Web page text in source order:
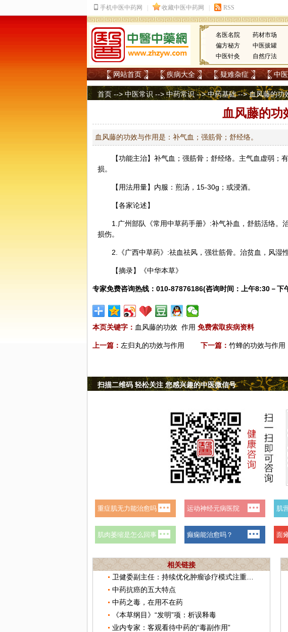
名医名院 药材市场
偏方秘方
中医拔罐
中医针灸
自然疗法
网站首页 疾病大全 疑难杂症 中
首页 -->中医常识 -->中药常识-->中药基础--> 血风藤的功
血风藤的功
血风藤的功效与作用是：补气血；强筋骨；舒经络。
【功能主治】补气血；强筋骨；舒经络。主气血虚弱；
损。
【用法用量】内服：煎汤，15-30g；或浸酒。
【各家论述】
1.广州部队《常用中草药手册》:补气补血，舒筋活络。
损伤。
2.《广西中草药》:祛血祛风，强壮筋骨。治贫血，风湿
【摘录】《中华本草》
专家免费咨询热线：010-87876186(咨询时间：上午8:30－下
本页关键字： 血风藤的功效 作用 免费索取疾病资料
上一篇： 左归丸的功效与作用 下一篇： 竹蜂的功效与作用
扫描二维码 轻松关注 您感兴趣的中医微信号
相关链接
中药抗癌的五大特点
中药之毒，在用不在药
《本草纲目》“发明”项：析误释毒
业内专家：客观看待中药的“毒副作用”